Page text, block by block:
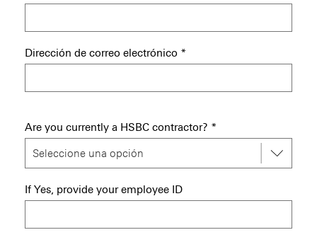
Dirección de correo electrónico *
Are you currently a HSBC contractor? *
If Yes, provide your employee ID